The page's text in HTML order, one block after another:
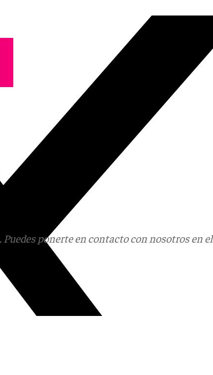
. Puedes ponerte en contacto con nosotros en el